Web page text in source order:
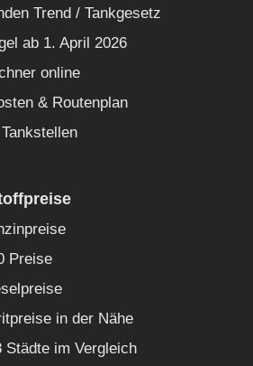
Trend / Tankgesetz
ab 1. April 2026
online
& Routenplan
Preise
in der Nähe
Städte im Vergleich